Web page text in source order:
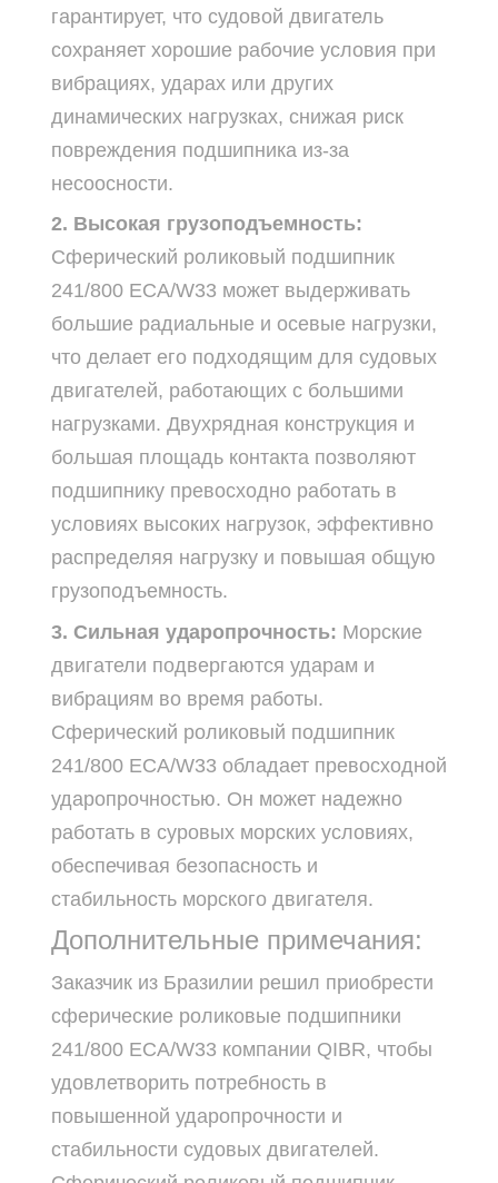
гарантирует, что судовой двигатель
сохраняет хорошие рабочие условия при
вибрациях, ударах или других
динамических нагрузках, снижая риск
повреждения подшипника из-за
несоосности.
2. Высокая грузоподъемность:
Сферический роликовый подшипник
241/800 ECA/W33 может выдерживать
большие радиальные и осевые нагрузки,
что делает его подходящим для судовых
двигателей, работающих с большими
нагрузками. Двухрядная конструкция и
большая площадь контакта позволяют
подшипнику превосходно работать в
условиях высоких нагрузок, эффективно
распределяя нагрузку и повышая общую
грузоподъемность.
3. Сильная ударопрочность: Морские
двигатели подвергаются ударам и
вибрациям во время работы.
Сферический роликовый подшипник
241/800 ECA/W33 обладает превосходной
ударопрочностью. Он может надежно
работать в суровых морских условиях,
обеспечивая безопасность и
стабильность морского двигателя.
Дополнительные примечания:
Заказчик из Бразилии решил приобрести
сферические роликовые подшипники
241/800 ECA/W33 компании QIBR, чтобы
удовлетворить потребность в
повышенной ударопрочности и
стабильности судовых двигателей.